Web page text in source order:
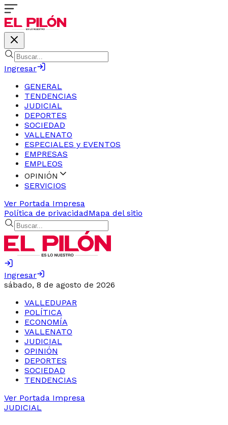
Ingresar
GENERAL
TENDENCIAS
JUDICIAL
DEPORTES
SOCIEDAD
VALLENATO
ESPECIALES y EVENTOS
EMPRESAS
EMPLEOS
OPINIÓN
SERVICIOS
Ver Portada Impresa
Política de privacidadMapa del sitio
Ingresar
sábado, 8 de agosto de 2026
VALLEDUPAR
POLÍTICA
ECONOMÍA
VALLENATO
JUDICIAL
OPINIÓN
DEPORTES
SOCIEDAD
TENDENCIAS
Ver Portada Impresa
JUDICIAL